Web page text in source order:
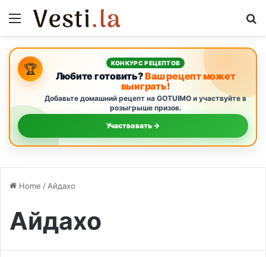
Menu
🏆 КОНКУРС РЕЦЕПТОВ
Любите готовить?Ваш рецепт может
выиграть!
Добавьте домашний рецепт на GOTUIMO и участвуйте в
розыгрыше призов.
Участвовать →
Home / Айдахо
Айдахо